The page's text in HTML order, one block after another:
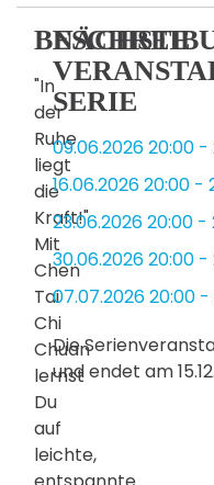
"In
der
Ruhe
liegt
die
Kraft!"
Mit
Chen
Tai
Chi
Chuan
lernst
Du
auf
leichte,
NÄCHSTE
SERIE
09.06.202620:00 -
16.06.202620:00 -
23.06.202620:00 -
30.06.202620:00 -
07.07.202620:00 -
Die
und endet am